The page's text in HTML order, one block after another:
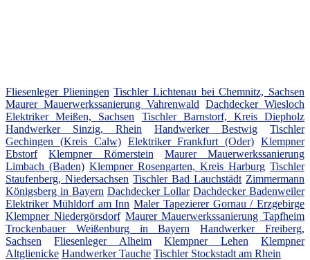
Fliesenleger Plieningen Tischler Lichtenau bei Chemnitz, Sachsen
Maurer Mauerwerkssanierung Vahrenwald Dachdecker Wiesloch
Elektriker Meißen, Sachsen
Tischler Barnstorf, Kreis Diepholz
Handwerker Sinzig, Rhein
Handwerker Bestwig
Tischler
Gechingen (Kreis Calw)
Elektriker Frankfurt (Oder) Klempner
Ebstorf
Klempner Römerstein
Maurer Mauerwerkssanierung
Limbach (Baden) Klempner Rosengarten, Kreis Harburg Tischler
Staufenberg, Niedersachsen Tischler Bad Lauchstädt Zimmermann
Königsberg in Bayern Dachdecker Lollar Dachdecker Badenweiler
Elektriker Mühldorf am Inn Maler Tapezierer Gornau / Erzgebirge
Klempner Niedergörsdorf Maurer Mauerwerkssanierung Tapfheim
Trockenbauer Weißenburg in Bayern
Handwerker Freiberg,
Sachsen
Fliesenleger Alheim Klempner Lehen
Klempner
Altglienicke Handwerker Tauche Tischler Stockstadt am Rhein